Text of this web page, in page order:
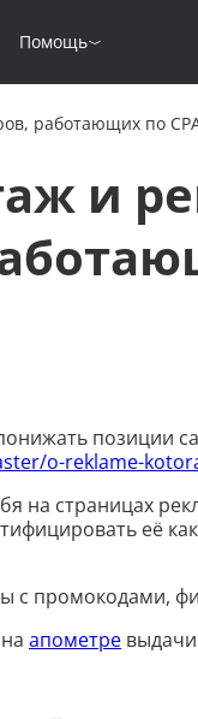
Помощь
работающих по
и
позиции
o-reklame-
на страницах
её
с промокодами,
апометре